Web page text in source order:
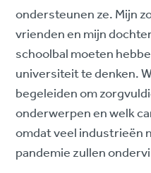
ondersteunen ze. Mijn
vrienden en mijn
schoolbal moeten
universiteit te denken.
begeleiden om
onderwerpen en welk
omdat veel industrieën
pandemie zullen